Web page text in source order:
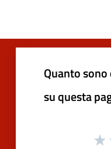
Quanto
su questa